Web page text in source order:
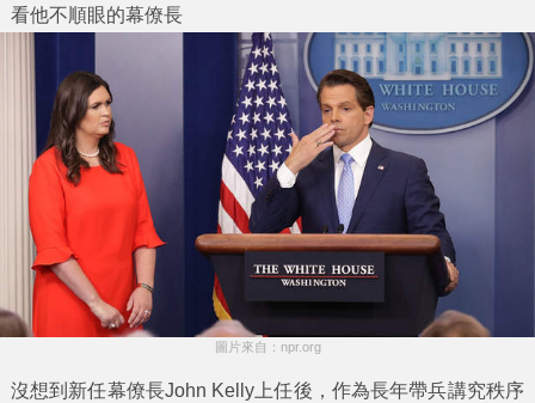
看他不順眼的幕僚長
圖片來自：npr.org
沒想到新任幕僚長John Kelly上任後，作為長年帶兵講究秩序